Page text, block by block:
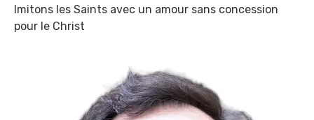
Imitons les Saints avec un amour sans concession
pour le Christ